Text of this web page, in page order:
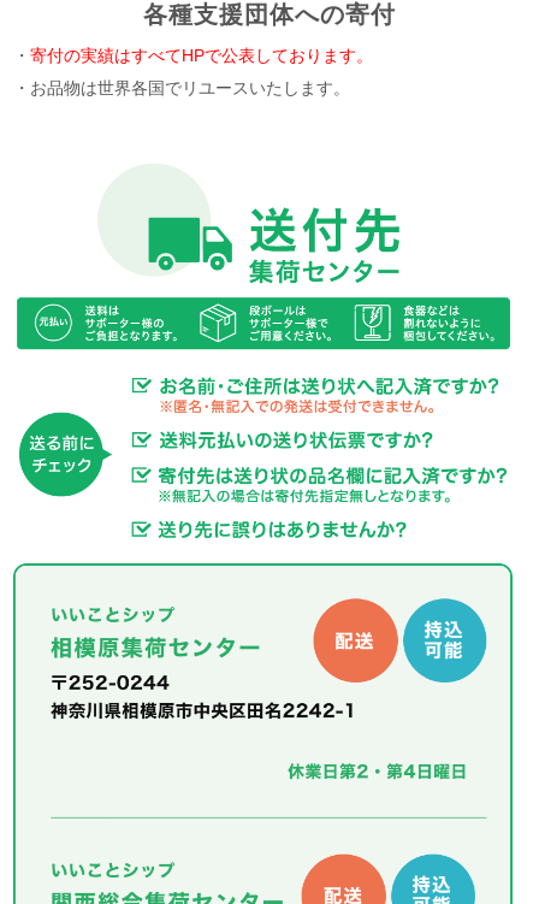
各種支援団体への寄付
・寄付の実績はすべてHPで公表しております。
・お品物は世界各国でリユースいたします。